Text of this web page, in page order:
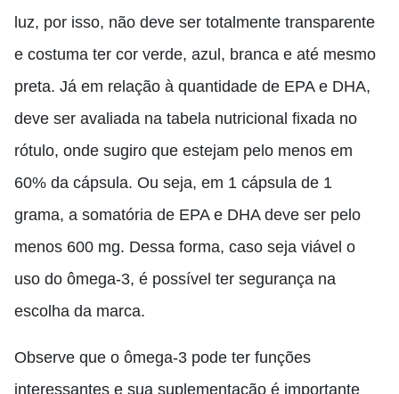
luz, por isso, não deve ser totalmente transparente
e costuma ter cor verde, azul, branca e até mesmo
preta. Já em relação à quantidade de EPA e DHA,
deve ser avaliada na tabela nutricional fixada no
rótulo, onde sugiro que estejam pelo menos em
60% da cápsula. Ou seja, em 1 cápsula de 1
grama, a somatória de EPA e DHA deve ser pelo
menos 600 mg. Dessa forma, caso seja viável o
uso do ômega-3, é possível ter segurança na
escolha da marca.
Observe que o ômega-3 pode ter funções
interessantes e sua suplementação é importante